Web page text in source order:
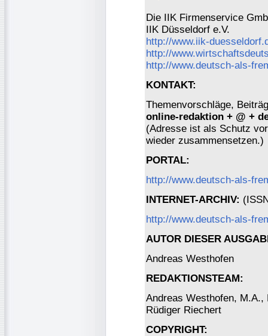
Die IIK Firmenservice
IIK Düsseldorf e.V.
http://www.iik-
http://
http://www.deutsch-als-
KONTAKT:
Themenvorschläge,
online-redaktion + @ +
(Adresse ist als Schutz
wieder zusammensetzen.)
PORTAL:
http://www.deutsch-als-
INTERNET-ARCHIV:
http://www.deutsch-als-
AUTOR DIESER
Andreas Westhofen
REDAKTIONSTEAM:
Andreas Westhofen, M.A.,
Rüdiger Riechert
COPYRIGHT: